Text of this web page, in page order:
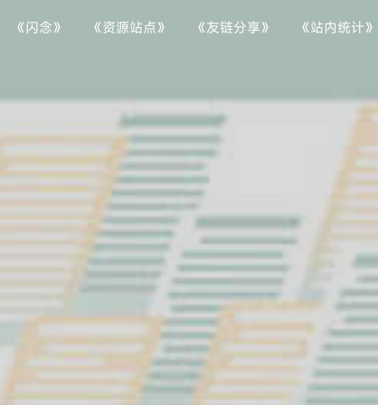
《闪念》 《资源站点》 《友链分享》 《站内统计》